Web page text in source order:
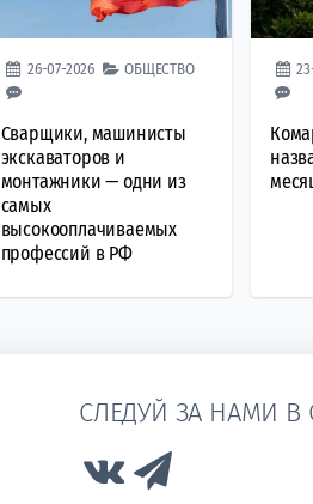
26-07-2026 ОБЩЕСТВО
Сварщики, машинисты
экскаваторов и
монтажники — одни из
самых
высокооплачиваемых
профессий в РФ
СЛЕДУЙ ЗА НАМИ В
Link to Vk